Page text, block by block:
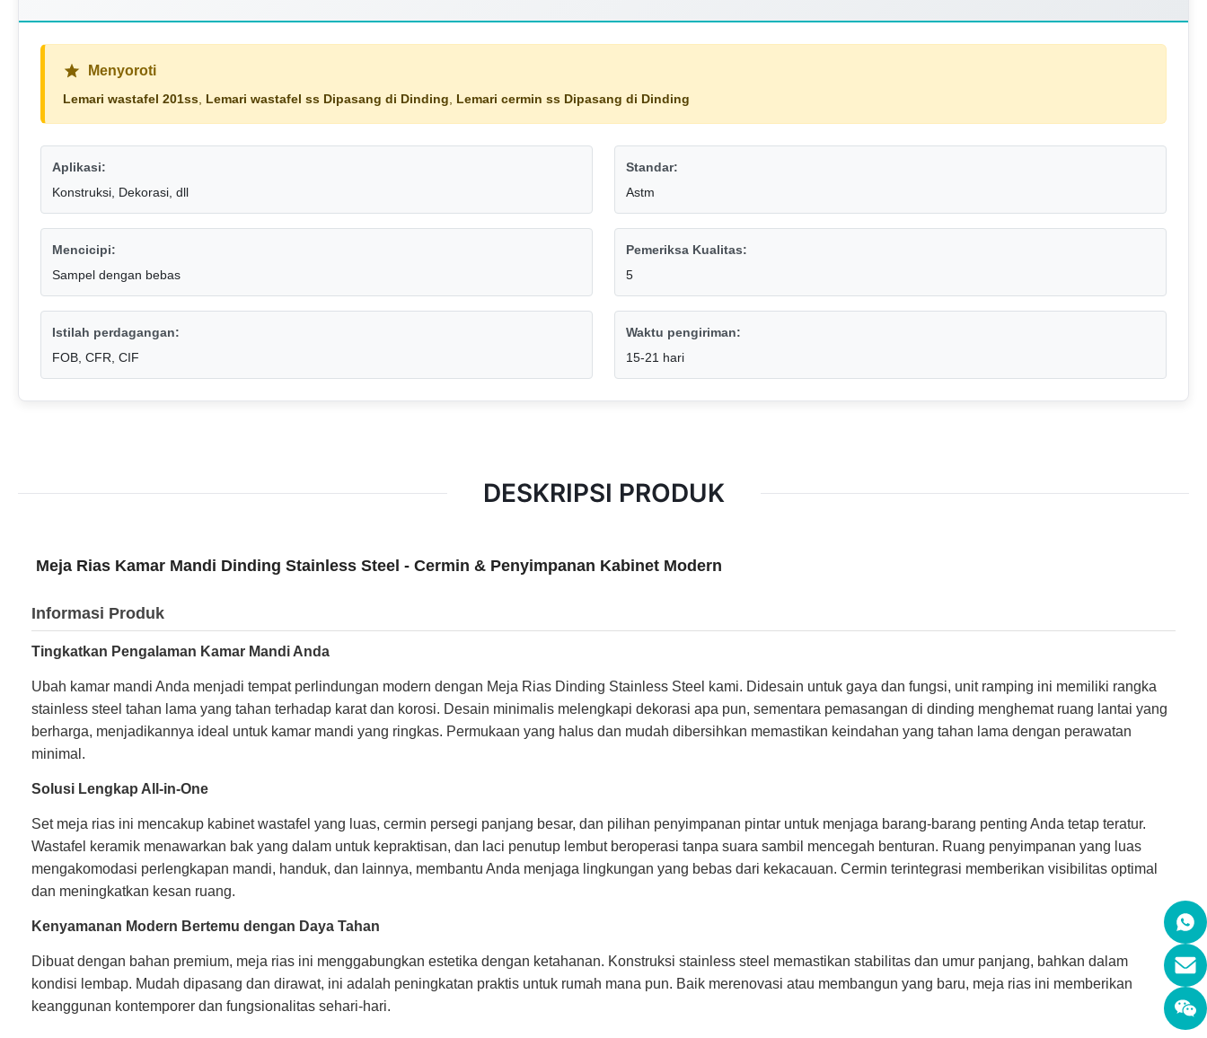
Menyoroti
Lemari wastafel 201ss Lemari wastafel ss Dipasang di Dinding Lemari cermin ss Dipasang di Dinding
Aplikasi:
Konstruksi, Dekorasi, dll
Standar:
Astm
Mencicipi:
Sampel dengan bebas
Pemeriksa Kualitas:
5
Istilah perdagangan:
FOB, CFR, CIF
Waktu pengiriman:
15-21 hari
DESKRIPSI PRODUK
Meja Rias Kamar Mandi Dinding Stainless Steel - Cermin & Penyimpanan Kabinet Modern
Informasi Produk
Tingkatkan Pengalaman Kamar Mandi Anda
Ubah kamar mandi Anda menjadi tempat perlindungan modern dengan Meja Rias Dinding Stainless Steel kami. Didesain untuk gaya dan fungsi, unit ramping ini memiliki rangka
stainless steel tahan lama yang tahan terhadap karat dan korosi. Desain minimalis melengkapi dekorasi apa pun, sementara pemasangan di dinding menghemat ruang lantai yang
berharga, menjadikannya ideal untuk kamar mandi yang ringkas. Permukaan yang halus dan mudah dibersihkan memastikan keindahan yang tahan lama dengan perawatan
minimal.
Solusi Lengkap All-in-One
Set meja rias ini mencakup kabinet wastafel yang luas, cermin persegi panjang besar, dan pilihan penyimpanan pintar untuk menjaga barang-barang penting Anda tetap teratur.
Wastafel keramik menawarkan bak yang dalam untuk kepraktisan, dan laci penutup lembut beroperasi tanpa suara sambil mencegah benturan. Ruang penyimpanan yang luas
mengakomodasi perlengkapan mandi, handuk, dan lainnya, membantu Anda menjaga lingkungan yang bebas dari kekacauan. Cermin terintegrasi memberikan visibilitas optimal
dan meningkatkan kesan ruang.
Kenyamanan Modern Bertemu dengan Daya Tahan
Dibuat dengan bahan premium, meja rias ini menggabungkan estetika dengan ketahanan. Konstruksi stainless steel memastikan stabilitas dan umur panjang, bahkan dalam
kondisi lembap. Mudah dipasang dan dirawat, ini adalah peningkatan praktis untuk rumah mana pun. Baik merenovasi atau membangun yang baru, meja rias ini memberikan
keanggunan kontemporer dan fungsionalitas sehari-hari.